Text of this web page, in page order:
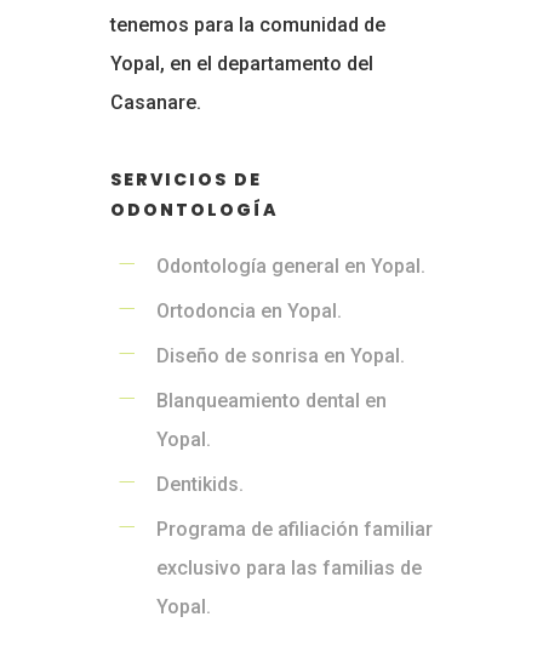
tenemos para la comunidad de
Yopal, en el departamento del
Casanare.
SERVICIOS DE
ODONTOLOGÍA
Odontología general en Yopal.
Ortodoncia en Yopal.
Diseño de sonrisa en Yopal.
Blanqueamiento dental en
Yopal.
Dentikids.
Programa de afiliación familiar
exclusivo para las familias de
Yopal.